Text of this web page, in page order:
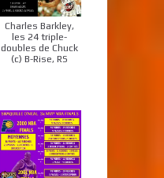
Charles Barkley,
les 24 triple-
doubles de Chuck
(c) B-Rise, RS